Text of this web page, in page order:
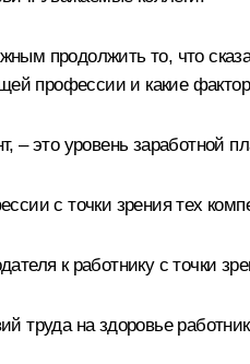
продолжить то, что
профессии и какие
– это уровень заработной
с точки зрения тех
к работнику с точки
труда на здоровье